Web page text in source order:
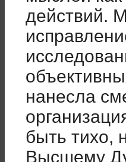
действий.
нанесла
быть тихо,
Высшему